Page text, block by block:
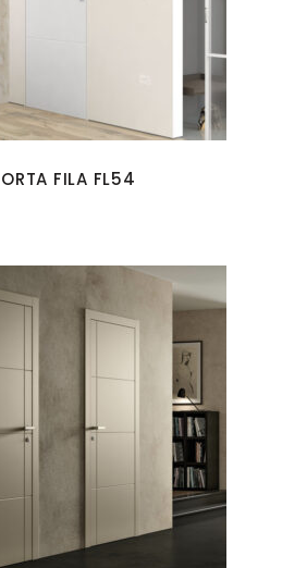
FILA FL54